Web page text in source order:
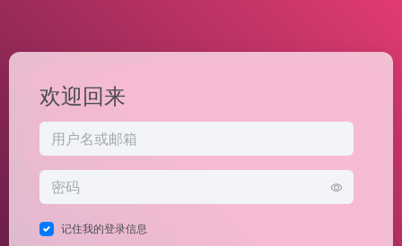
欢迎回来
记住我的登录信息